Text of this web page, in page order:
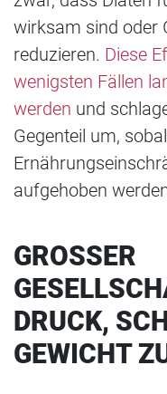
wirksam sind oder
reduzieren. Diese
wenigsten Fällen
werden und
Gegenteil um,
aufgehoben
GROSSER G
RUCK,
EWICHT ZU